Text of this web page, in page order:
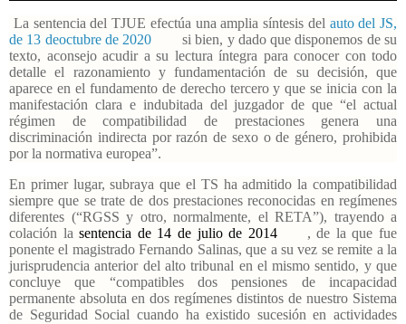
La sentencia del TJUE efectúa una amplia síntesis del auto del JS,
de 13 deoctubre de 2020
si bien, y dado que disponemos de su
texto, aconsejo acudir a su lectura íntegra para conocer con todo
detalle el razonamiento y fundamentación de su decisión, que
aparece en el fundamento de derecho tercero y que se inicia con la
manifestación clara e indubitada del juzgador de que “el actual
régimen de compatibilidad de prestaciones genera una
discriminación indirecta por razón de sexo o de género, prohibida
por la normativa europea”.
En primer lugar, subraya que el TS ha admitido la compatibilidad
siempre que se trate de dos prestaciones reconocidas en regímenes
diferentes (“RGSS y otro, normalmente, el RETA”), trayendo a
colación la sentencia de 14 de julio de 2014
, de la que fue
ponente el magistrado Fernando Salinas, que a su vez se remite a la
jurisprudencia anterior del alto tribunal en el mismo sentido, y que
concluye que “compatibles dos pensiones de incapacidad
permanente absoluta en dos regímenes distintos de nuestro Sistema
de Seguridad Social cuando ha existido sucesión en actividades